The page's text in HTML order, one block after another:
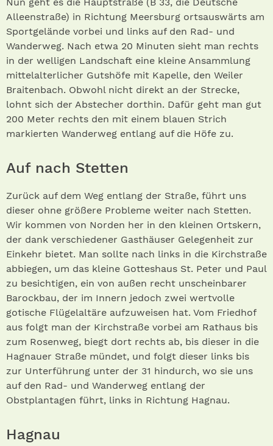
Nun geht es die Hauptstraße (B 33, die Deutsche
Alleenstraße) in Richtung Meersburg ortsauswärts am
Sportgelände vorbei und links auf den Rad- und
Wanderweg. Nach etwa 20 Minuten sieht man rechts
in der welligen Landschaft eine kleine Ansammlung
mittelalterlicher Gutshöfe mit Kapelle, den Weiler
Braitenbach. Obwohl nicht direkt an der Strecke,
lohnt sich der Abstecher dorthin. Dafür geht man gut
200 Meter rechts den mit einem blauen Strich
markierten Wanderweg entlang auf die Höfe zu.
Auf nach Stetten
Zurück auf dem Weg entlang der Straße, führt uns
dieser ohne größere Probleme weiter nach Stetten.
Wir kommen von Norden her in den kleinen Ortskern,
der dank verschiedener Gasthäuser Gelegenheit zur
Einkehr bietet. Man sollte nach links in die Kirchstraße
abbiegen, um das kleine Gotteshaus St. Peter und Paul
zu besichtigen, ein von außen recht unscheinbarer
Barockbau, der im Innern jedoch zwei wertvolle
gotische Flügelaltäre aufzuweisen hat. Vom Friedhof
aus folgt man der Kirchstraße vorbei am Rathaus bis
zum Rosenweg, biegt dort rechts ab, bis dieser in die
Hagnauer Straße mündet, und folgt dieser links bis
zur Unterführung unter der 31 hindurch, wo sie uns
auf den Rad- und Wanderweg entlang der
Obstplantagen führt, links in Richtung Hagnau.
Hagnau